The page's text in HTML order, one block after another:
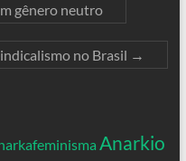
gênero neutro
no Brasil →
Anarkio